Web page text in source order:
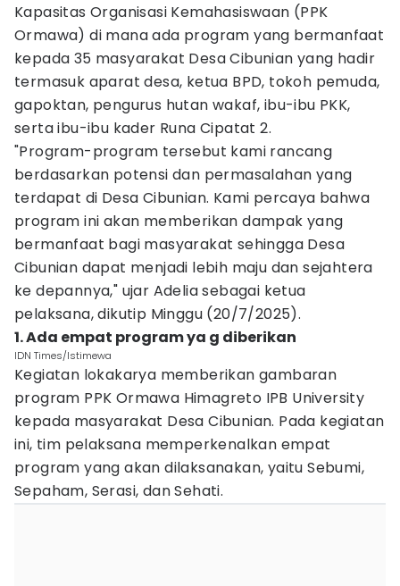
Kapasitas Organisasi Kemahasiswaan (PPK
Ormawa) di mana ada program yang bermanfaat
kepada 35 masyarakat Desa Cibunian yang hadir
termasuk aparat desa, ketua BPD, tokoh pemuda,
gapoktan, pengurus hutan wakaf, ibu-ibu PKK,
serta ibu-ibu kader Runa Cipatat 2.
"Program-program tersebut kami rancang
berdasarkan potensi dan permasalahan yang
terdapat di Desa Cibunian. Kami percaya bahwa
program ini akan memberikan dampak yang
bermanfaat bagi masyarakat sehingga Desa
Cibunian dapat menjadi lebih maju dan sejahtera
ke depannya," ujar Adelia sebagai ketua
pelaksana, dikutip Minggu (20/7/2025).
1. Ada empat program ya g diberikan
IDN Times/Istimewa
Kegiatan lokakarya memberikan gambaran
program PPK Ormawa Himagreto IPB University
kepada masyarakat Desa Cibunian. Pada kegiatan
ini, tim pelaksana memperkenalkan empat
program yang akan dilaksanakan, yaitu Sebumi,
Sepaham, Serasi, dan Sehati.